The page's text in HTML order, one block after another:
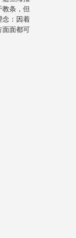
教条，但
念：因着
面面都可